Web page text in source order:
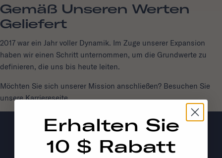
Gemäß Unseren Werten
Geliefert
2017 war ein Jahr voller Dynamik. Im Zuge unserer Expansion
haben wir einen Schritt unternommen, um die Grundwerte zu
definieren, die uns bis heute leiten.
Möchten Sie sich unserer Mission anschließen? Besuchen Sie
unsereKarriereseite.
Erhalten Sie
10 $ Rabatt